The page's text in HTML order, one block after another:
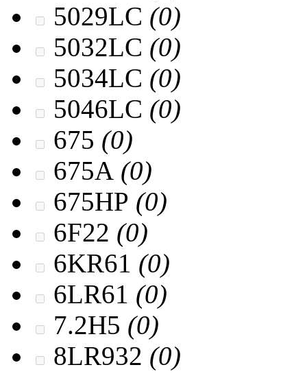
5029LC (0)
5032LC (0)
5034LC (0)
5046LC (0)
675 (0)
675A (0)
675HP (0)
6F22 (0)
6KR61 (0)
6LR61 (0)
7.2H5 (0)
8LR932 (0)